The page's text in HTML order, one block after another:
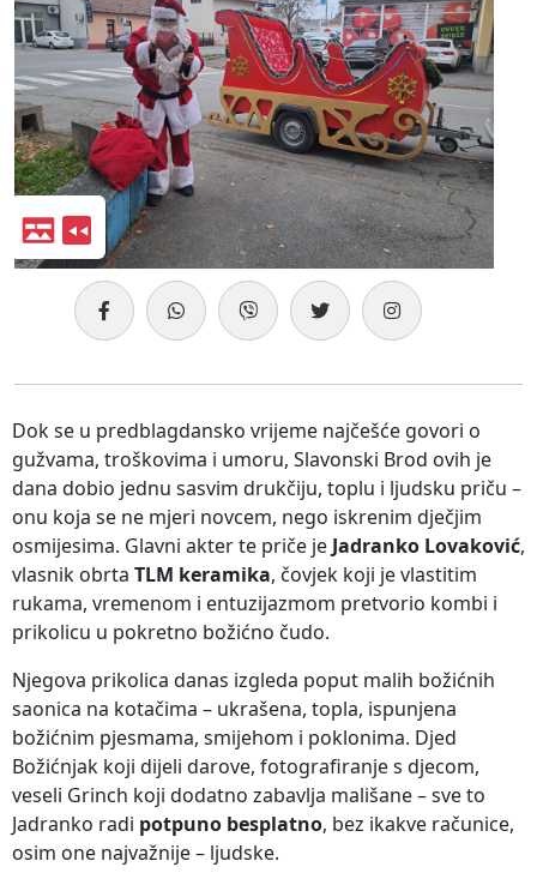
Dok se u predblagdansko vrijeme najčešće govori o
gužvama, troškovima i umoru, Slavonski Brod ovih je
dana dobio jednu sasvim drukčiju, toplu i ljudsku priču –
onu koja se ne mjeri novcem, nego iskrenim dječjim
osmijesima. Glavni akter te priče je Jadranko Lovaković,
vlasnik obrta TLM keramika, čovjek koji je vlastitim
rukama, vremenom i entuzijazmom pretvorio kombi i
prikolicu u pokretno božićno čudo.
Njegova prikolica danas izgleda poput malih božićnih
saonica na kotačima – ukrašena, topla, ispunjena
božićnim pjesmama, smijehom i poklonima. Djed
Božićnjak koji dijeli darove, fotografiranje s djecom,
veseli Grinch koji dodatno zabavlja mališane – sve to
Jadranko radi potpuno besplatno, bez ikakve računice,
osim one najvažnije – ljudske.